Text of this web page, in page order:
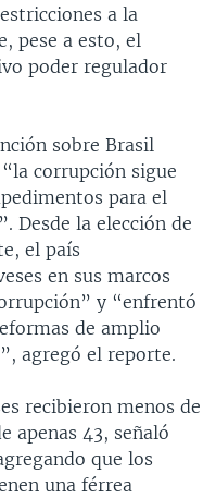
a la
pese a esto, el
poder regulador
sobre Brasil
corrupción sigue
para el
Desde la elección de
el país
en sus marcos
y “enfrentó
de amplio
agregó el reporte.
recibieron menos de
apenas 43, señaló
que los
una férrea